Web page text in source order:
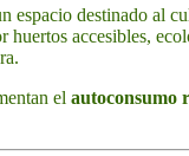
espacio destinado al
huertos accesibles,
el autoconsumo